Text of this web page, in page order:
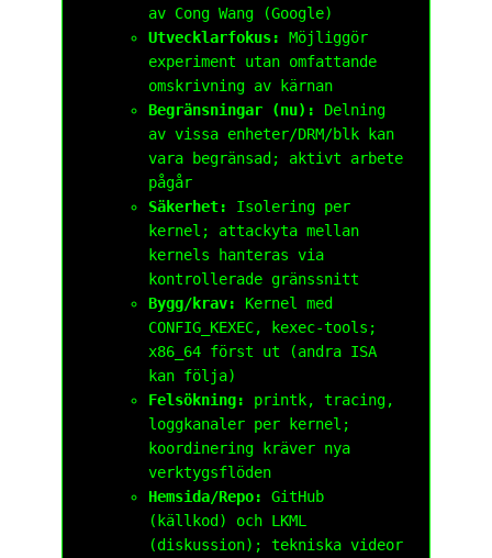
av Cong Wang (Google)
Utvecklarfokus: Möjliggör
experiment utan omfattande
omskrivning av kärnan
Begränsningar (nu): Delning
av vissa enheter/DRM/blk kan
vara begränsad; aktivt arbete
pågår
Säkerhet: Isolering per
kernel; attackyta mellan
kernels hanteras via
kontrollerade gränssnitt
Bygg/krav: Kernel med
CONFIG_KEXEC, kexec-tools ;
x86_64 först ut (andra ISA
kan följa)
Felsökning:
printk, tracing,
loggkanaler per kernel;
koordinering kräver nya
verktygsflöden
Hemsida/Repo: GitHub
(källkod) och LKML
(diskussion); tekniska videor